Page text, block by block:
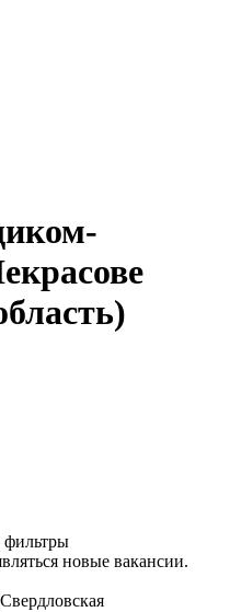
фильтры
новые вакансии.